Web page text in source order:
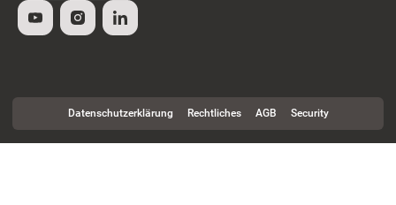
Datenschutzerklärung Rechtliches AGB Security